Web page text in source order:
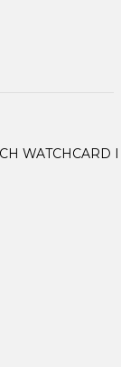
WATCHCARD I